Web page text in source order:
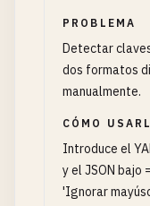
PROBLEMA
Detectar
dos formatos
manualmente.
CÓMO
Introduce el
y el JSON bajo
'Ignorar